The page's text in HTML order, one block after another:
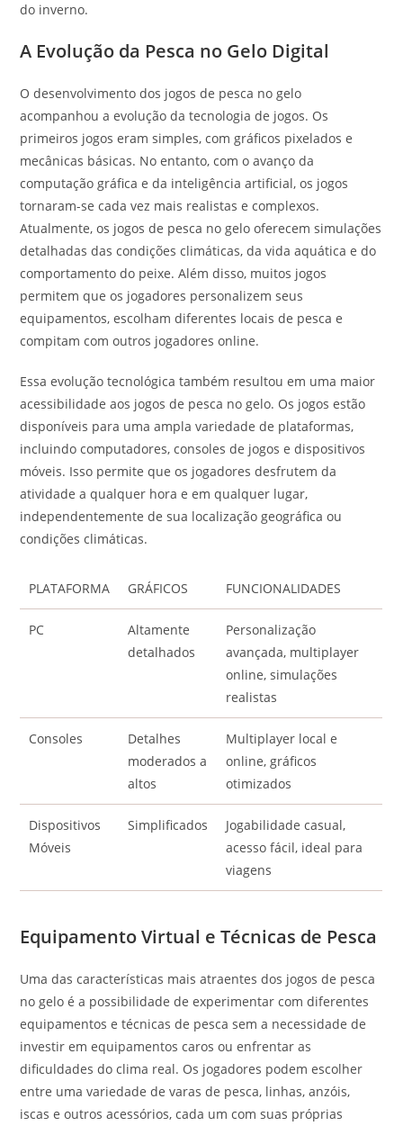
do inverno.
A Evolução da Pesca no Gelo Digital
O desenvolvimento dos jogos de pesca no gelo
acompanhou a evolução da tecnologia de jogos. Os
primeiros jogos eram simples, com gráficos pixelados e
mecânicas básicas. No entanto, com o avanço da
computação gráfica e da inteligência artificial, os jogos
tornaram-se cada vez mais realistas e complexos.
Atualmente, os jogos de pesca no gelo oferecem simulações
detalhadas das condições climáticas, da vida aquática e do
comportamento do peixe. Além disso, muitos jogos
permitem que os jogadores personalizem seus
equipamentos, escolham diferentes locais de pesca e
compitam com outros jogadores online.
Essa evolução tecnológica também resultou em uma maior
acessibilidade aos jogos de pesca no gelo. Os jogos estão
disponíveis para uma ampla variedade de plataformas,
incluindo computadores, consoles de jogos e dispositivos
móveis. Isso permite que os jogadores desfrutem da
atividade a qualquer hora e em qualquer lugar,
independentemente de sua localização geográfica ou
condições climáticas.
PLATAFORMA GRÁFICOS FUNCIONALIDADES
PC
Altamente
detalhados
Personalização
avançada, multiplayer
online, simulações
realistas
Consoles
Detalhes
moderados a
altos
Multiplayer local e
online, gráficos
otimizados
Dispositivos
Móveis
Simplificados
Jogabilidade casual,
acesso fácil, ideal para
viagens
Equipamento Virtual e Técnicas de Pesca
Uma das características mais atraentes dos jogos de pesca
no gelo é a possibilidade de experimentar com diferentes
equipamentos e técnicas de pesca sem a necessidade de
investir em equipamentos caros ou enfrentar as
dificuldades do clima real. Os jogadores podem escolher
entre uma variedade de varas de pesca, linhas, anzóis,
iscas e outros acessórios, cada um com suas próprias